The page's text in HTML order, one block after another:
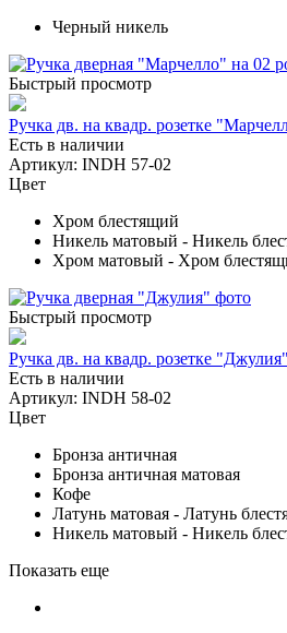
Черный никель
Быстрый просмотр
Ручка дв. на квадр. розетке
Есть в наличии
Артикул: INDH 57-02
Цвет
Хром блестящий
Никель матовый - Никель
Хром матовый - Хром
Быстрый просмотр
Ручка дв. на квадр. розетке
Есть в наличии
Артикул: INDH 58-02
Цвет
Бронза античная
Бронза античная матовая
Кофе
Латунь матовая - Латунь
Никель матовый - Никель
Показать еще